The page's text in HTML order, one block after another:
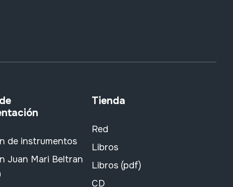
de instrumentos
Juan Mari Beltran
Tienda
Red
Libros
Libros (pdf)
CD